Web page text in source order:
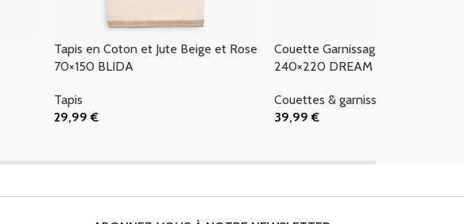
Tapis en Coton et Jute Beige et Rose
70×150 BLIDA
Tapis
29,99€
Couette Garnissage Microfibre
240×220 DREAM
Couettes & garnissages
39,99€